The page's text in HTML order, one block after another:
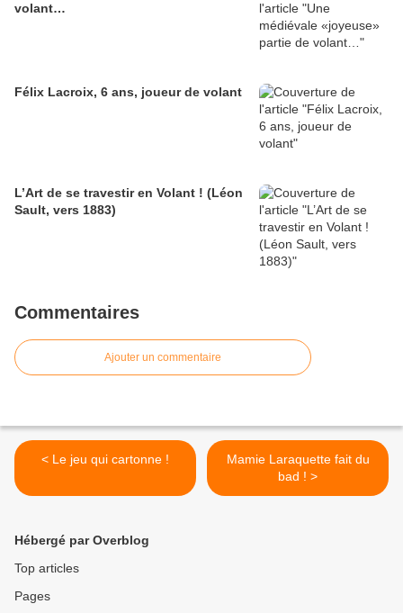
volant…
Félix Lacroix, 6 ans, joueur de volant
L’Art de se travestir en Volant ! (Léon
Sault, vers 1883)
Commentaires
Ajouter un commentaire
< Le jeu qui cartonne !
Mamie Laraquette fait du
bad ! >
Hébergé par Overblog
Top articles
Pages